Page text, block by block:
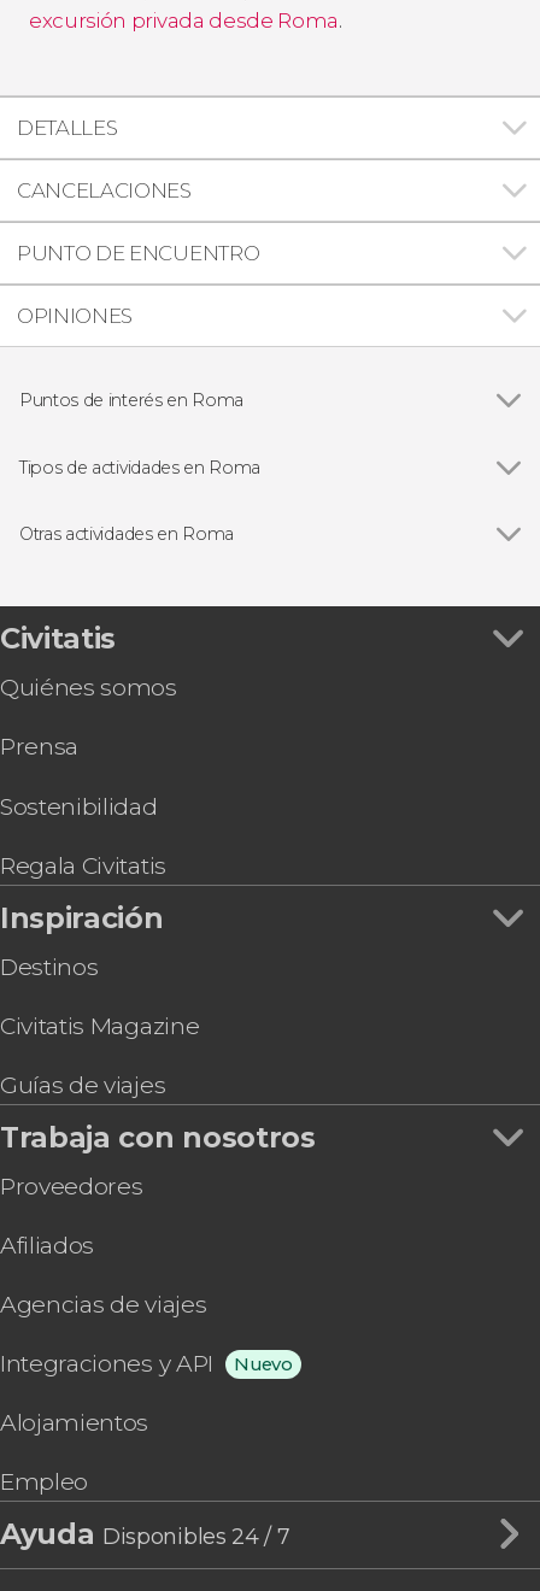
excursión privada desde Roma.
DETALLES
CANCELACIONES
PUNTO DE ENCUENTRO
OPINIONES
Puntos de interés en Roma
Plaza Navona
Fontana de Trevi
Museos Vaticanos y Capilla Sixtina
Castillo de Sant'Angelo
Museos Capitolinos
Galería Borghese
Tipos de actividades en Roma
Free tours en Roma
Autobuses desde el aeropuerto de Roma
Autobuses turísticos en Roma
Gastronomía y enoturismo en Roma
Otras actividades en Roma
Excursión a Florencia y Pisa
Tour por el Estadio Olímpico de Roma
Autobús entre Civitavecchia y el aeropuerto de
Tour por las Catacumbas de la Vía Appia
Visita guiada por las catacumbas de San
Tour en bicicleta por Roma
OMNIA Rome & Vatican Card
Civitatis
Quiénes somos
Prensa
Sostenibilidad
Regala Civitatis
Inspiración
Destinos
Civitatis Magazine
Guías de viajes
Trabaja con nosotros
Proveedores
Afiliados
Agencias de viajes
Integraciones y API Nuevo
Alojamientos
Empleo
Ayuda Disponibles 24 / 7